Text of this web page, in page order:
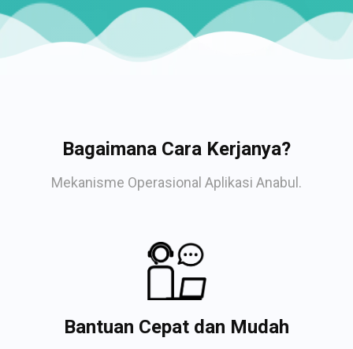
Bagaimana Cara Kerjanya?
Mekanisme Operasional Aplikasi Anabul.
Bantuan Cepat dan Mudah